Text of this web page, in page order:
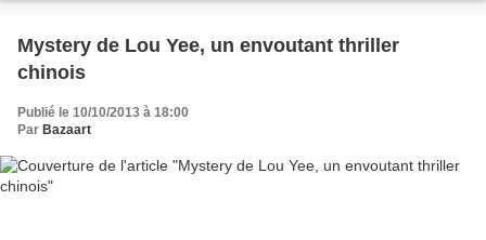
Mystery de Lou Yee, un envoutant thriller
chinois
Publié le 10/10/2013 à 18:00
Par Bazaart